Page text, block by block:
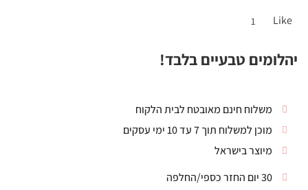
Like
1
יהלומים טבעיים בלבד!
משלוח חינם מאובטח לבית הלקוח
מוכן למשלוח תוך 7 עד 10 ימי עסקים
מיוצר בישראל
30 יום החזר כספי/החלפה